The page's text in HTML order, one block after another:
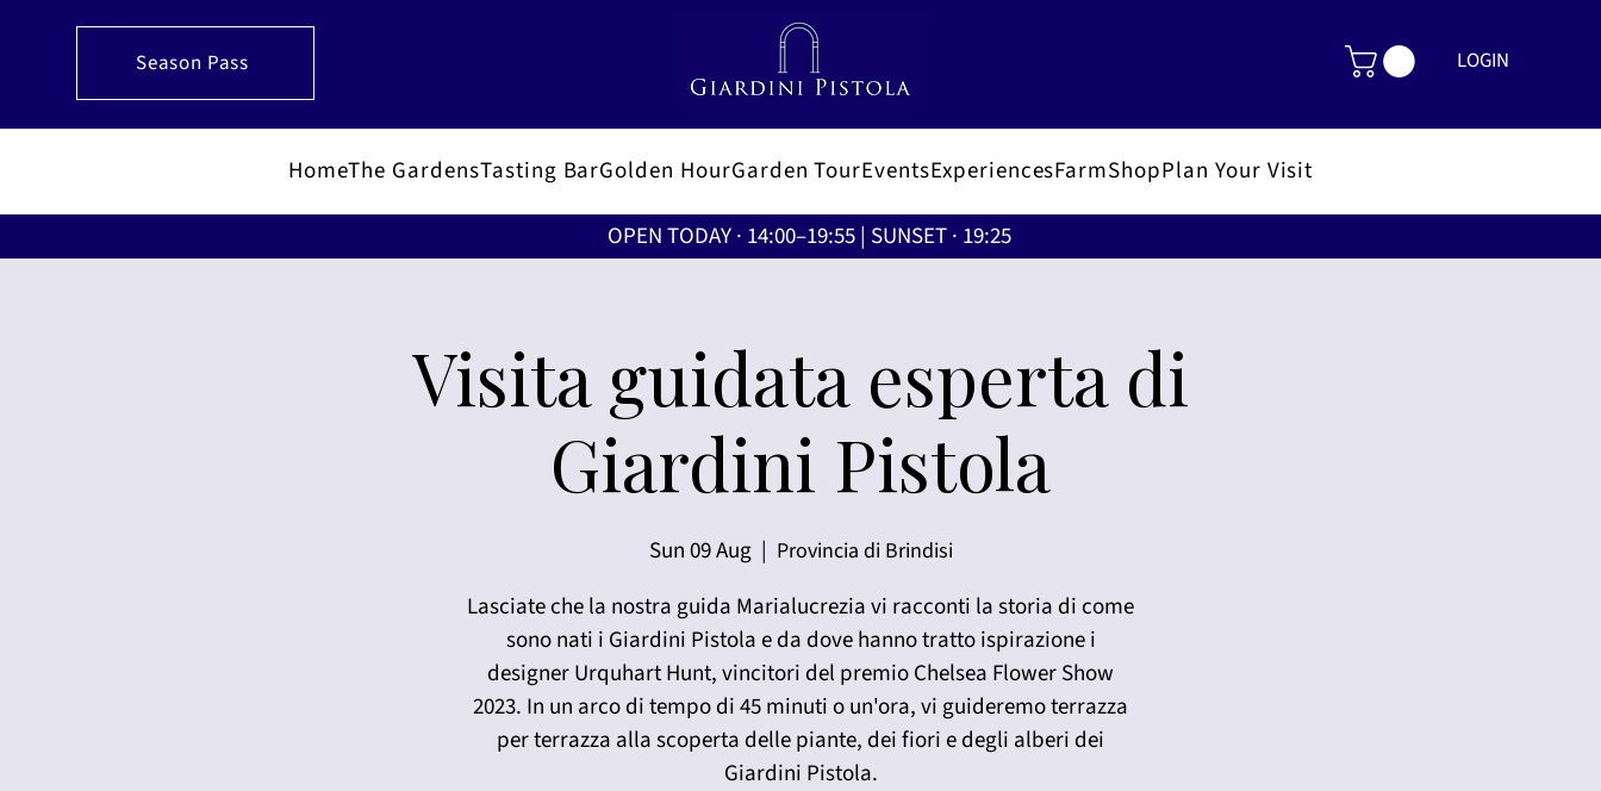
Season Pass LOGIN
HomeThe GardensTasting BarGolden HourGarden TourEventsExperiencesFarmShopPlan Your Visit
OPEN TODAY · 14:00–19:55 | SUNSET · 19:25
Visita guidata esperta di
Giardini Pistola
Sun 09 Aug
  |
Provincia di Brindisi
Lasciate che la nostra guida Marialucrezia vi racconti la storia di come
sono nati i Giardini Pistola e da dove hanno tratto ispirazione i
designer Urquhart Hunt, vincitori del premio Chelsea Flower Show
2023. In un arco di tempo di 45 minuti o un'ora, vi guideremo terrazza
per terrazza alla scoperta delle piante, dei fiori e degli alberi dei
Giardini Pistola.